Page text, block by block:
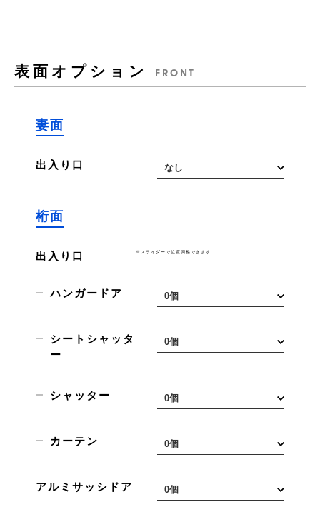
表面オプション FRONT
妻面
出入り口
桁面
出入り口 ※スライダーで位置調整できます
ハンガードア
シートシャッタ
ー
シャッター
カーテン
アルミサッシドア